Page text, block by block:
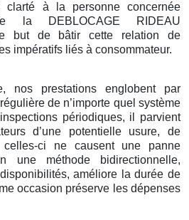
clarté à la personne concernée
la DEBLOCAGE RIDEAU
but de bâtir cette relation de
impératifs liés à consommateur.
nos prestations englobent par
de n’importe quel système
périodiques, il parvient
d’une potentielle usure, de
ci ne causent une panne
une méthode bidirectionnelle,
améliore la durée de
occasion préserve les dépenses